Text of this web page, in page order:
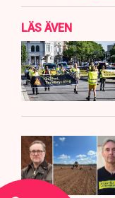
LÄS ÄVEN